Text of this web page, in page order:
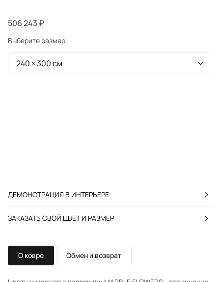
506 243 ₽
Выберите размер
ДЕМОНСТРАЦИЯ В ИНТЕРЬЕРЕ
ЗАКАЗАТЬ СВОЙ ЦВЕТ И РАЗМЕР
О ковре Обмен и возврат